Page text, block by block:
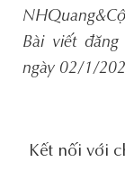
Bài viết đăng
ngày 02/1/
social-
Kết nối với